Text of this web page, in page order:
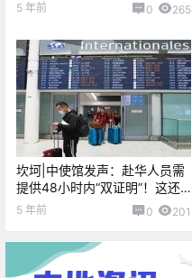
5 年前 0 265
坎坷|中使馆发声：赴华人员需
提供48小时内“双证明”！这还
怎么回国！？
5 年前 0 201